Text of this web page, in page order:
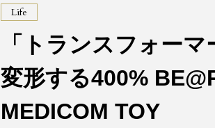
Life
「トランスフォー
変形する400%
MEDICOM TOY